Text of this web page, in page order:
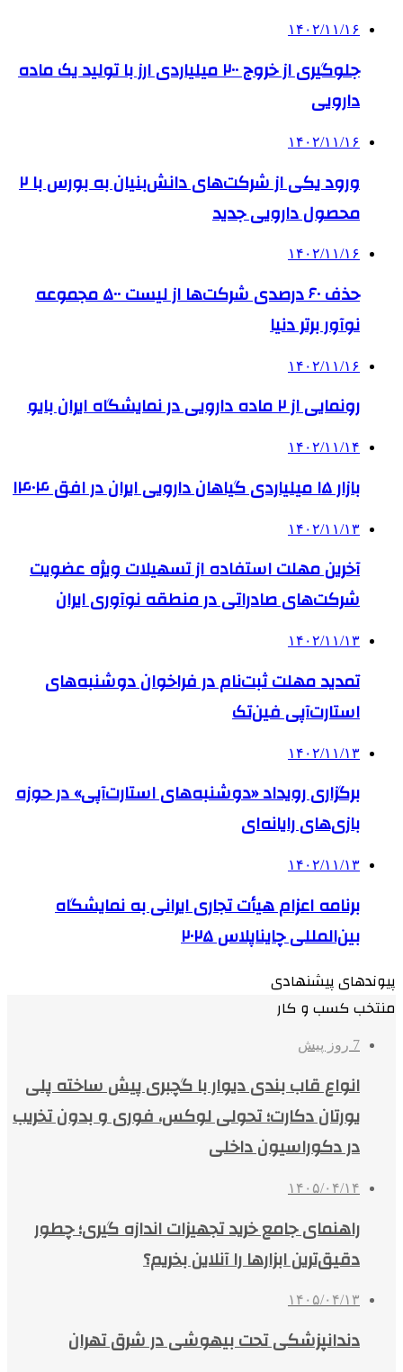
۱۴۰۲/۱۱/۱۶
جلوگیری از خروج ۲۰۰ میلیاردی ارز با تولید یک ماده
دارویی
۱۴۰۲/۱۱/۱۶
ورود یکی از شرکت‌های دانش‌بنیان به بورس با ۲
محصول دارویی جدید
۱۴۰۲/۱۱/۱۶
حذف ۶۰ درصدی شرکت‌ها از لیست ۵۰۰ مجموعه
نوآور برتر دنیا
۱۴۰۲/۱۱/۱۶
رونمایی از ۲ ماده دارویی در نمایشگاه ایران بایو
۱۴۰۲/۱۱/۱۴
بازار ۱۵ میلیاردی گیاهان دارویی ایران در افق ۱۴۰۴
۱۴۰۲/۱۱/۱۳
آخرین مهلت استفاده از تسهیلات ویژه عضویت
شرکت‌های صادراتی در منطقه نوآوری ایران
۱۴۰۲/۱۱/۱۳
تمدید مهلت ثبت‌نام در فراخوان دوشنبه‌های
استارت‌آپی فین‌تک
۱۴۰۲/۱۱/۱۳
برگزاری رویداد «دوشنبه‌های استارت‌آپی» در حوزه
بازی‌های رایانه‌ای
۱۴۰۲/۱۱/۱۳
برنامه اعزام هیأت تجاری ایرانی به نمایشگاه
بین‌المللی چایناپلاس ۲۰۲۵
پیوندهای پیشنهادی
منتخب کسب و کار
7 روز پیش
انواع قاب بندی دیوار با گچبری پیش ساخته پلی
یورتان دکارت؛ تحولی لوکس، فوری و بدون تخریب
در دکوراسیون داخلی
۱۴۰۵/۰۴/۱۴
راهنمای جامع خرید تجهیزات اندازه گیری؛ چطور
دقیق‌ترین ابزارها را آنلاین بخریم؟
۱۴۰۵/۰۴/۱۳
دندانپزشکی تحت بیهوشی در شرق تهران